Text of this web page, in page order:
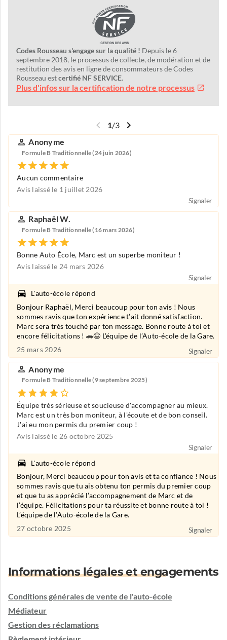
Codes Rousseau s'engage sur la qualité ! Depuis le 6
septembre 2018, le processus de collecte, de modération et de
restitution des avis en ligne de consommateurs de Codes
Rousseau estcertifié NF SERVICE.
Plus d'infos sur la certification de notre processus
1/3
Anonyme
Formule B Traditionnelle (24 juin 2026)
Aucun commentaire
Avis laissé le 1 juillet 2026
Signaler
Raphaël W.
Formule B Traditionnelle (16 mars 2026)
Bonne Auto École, Marc est un superbe moniteur !
Avis laissé le 24 mars 2026
Signaler
L'auto-école répond
Bonjour Raphaël, Merci beaucoup pour ton avis ! Nous
sommes ravis que ton expérience t’ait donné satisfaction.
Marc sera très touché par ton message. Bonne route à toi et
encore félicitations ! 🚗😉 L’équipe de l’Auto-école de la Gare.
25 mars 2026
Signaler
Anonyme
Formule B Traditionnelle (9 septembre 2025)
Équipe très sérieuse et soucieuse d'accompagner au mieux.
Marc est un très bon moniteur, à l'écoute et de bon conseil.
J'ai eu mon permis du premier coup !
Avis laissé le 26 octobre 2025
Signaler
L'auto-école répond
Bonjour, Merci beaucoup pour ton avis et ta confiance ! Nous
sommes ravis que tu ais obtenu ton permis du premier coup
et que tu as apprécié l’accompagnement de Marc et de
l’équipe. Félicitations pour ta réussite et bonne route à toi !
L’équipe de l’Auto-école de la Gare.
27 octobre 2025
Signaler
Informations légales et engagements
Conditions générales de vente de l'auto-école
Médiateur
Gestion des réclamations